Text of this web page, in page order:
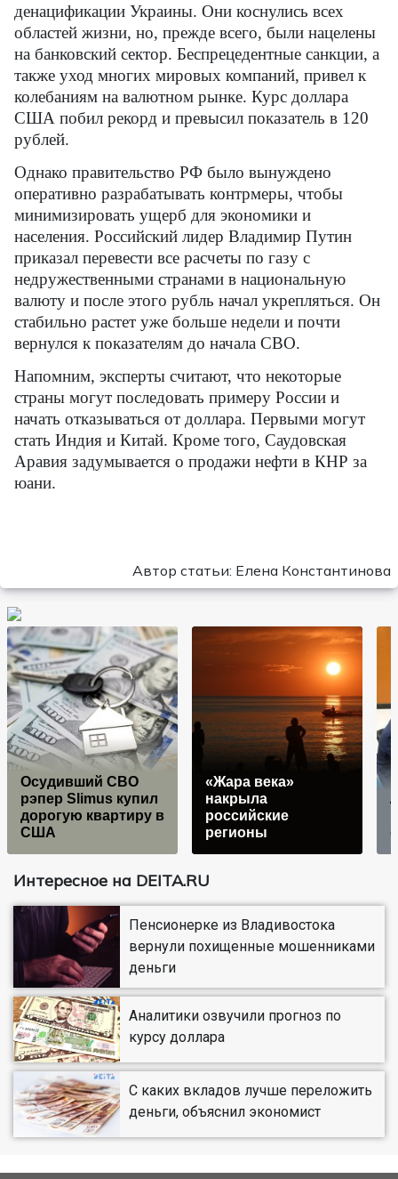
денацификации Украины. Они коснулись всех
областей жизни, но, прежде всего, были нацелены
на банковский сектор. Беспрецедентные санкции, а
также уход многих мировых компаний, привел к
колебаниям на валютном рынке. Курс доллара
США побил рекорд и превысил показатель в 120
рублей.
Однако правительство РФ было вынуждено
оперативно разрабатывать контрмеры, чтобы
минимизировать ущерб для экономики и
населения. Российский лидер Владимир Путин
приказал перевести все расчеты по газу с
недружественными странами в национальную
валюту и после этого рубль начал укрепляться. Он
стабильно растет уже больше недели и почти
вернулся к показателям до начала СВО.
Напомним, эксперты считают, что некоторые
страны могут последовать примеру России и
начать отказываться от доллара. Первыми могут
стать Индия и Китай. Кроме того, Саудовская
Аравия задумывается о продажи нефти в КНР за
юани.
Автор статьи: Елена Константинова
Осудивший СВО
рэпер Slimus купил
дорогую квартиру в
США
«Жара века»
накрыла
российские
регионы
Интересное на DEITA.RU
Пенсионерке из Владивостока
вернули похищенные мошенниками
деньги
Аналитики озвучили прогноз по
курсу доллара
С каких вкладов лучше переложить
деньги, объяснил экономист